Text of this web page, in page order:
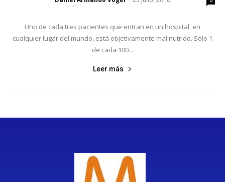
Uno de cada tres pacientes que entran en un hospital, en
cualquier lugar del mundo, está objetivamente mal nutrido. Sólo 1
de cada 100...
Leer más